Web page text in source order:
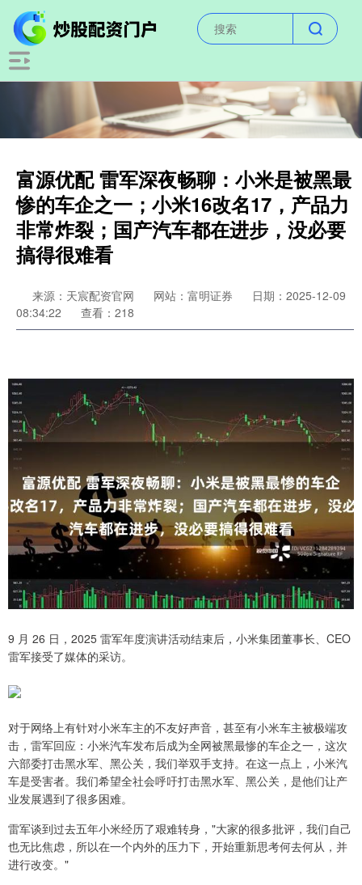
富源优配 雷军深夜畅聊：小米是被黑最
惨的车企之一；小米16改名17，产品力
非常炸裂；国产汽车都在进步，没必要
搞得很难看
来源：天宸配资官网 网站：富明证券
日期：2025-12-09
08:34:22
查看：218
9 月 26 日，2025 雷军年度演讲活动结束后，小米集团董事长、CEO
雷军接受了媒体的采访。
对于网络上有针对小米车主的不友好声音，甚至有小米车主被极端攻
击，雷军回应：小米汽车发布后成为全网被黑最惨的车企之一，这次
六部委打击黑水军、黑公关，我们举双手支持。在这一点上，小米汽
车是受害者。我们希望全社会呼吁打击黑水军、黑公关，是他们让产
业发展遇到了很多困难。
雷军谈到过去五年小米经历了艰难转身，"大家的很多批评，我们自己
也无比焦虑，所以在一个内外的压力下，开始重新思考何去何从，并
进行改变。"